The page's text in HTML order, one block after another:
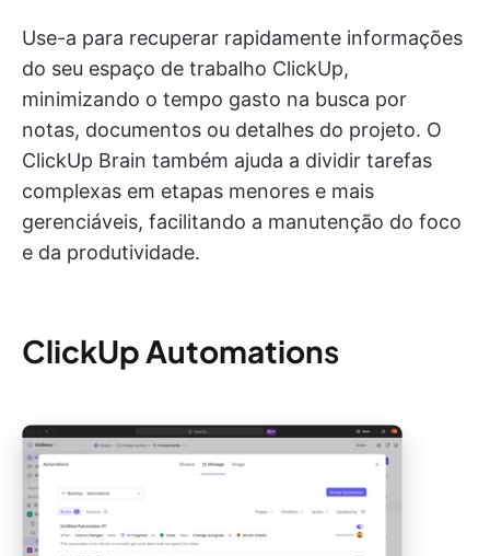
Use-a para recuperar rapidamente informações
do seu espaço de trabalho ClickUp,
minimizando o tempo gasto na busca por
notas, documentos ou detalhes do projeto. O
ClickUp Brain também ajuda a dividir tarefas
complexas em etapas menores e mais
gerenciáveis, facilitando a manutenção do foco
e da produtividade.
ClickUp Automations